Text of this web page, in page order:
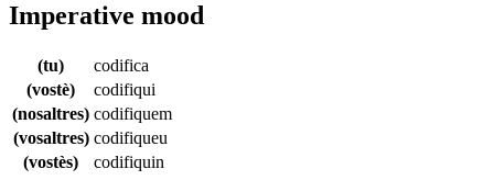
Imperative mood
(tu)
codifica
(vostè)
codifiqui
(nosaltres) codifiquem
(vosaltres) codifiqueu
(vostès)
codifiquin